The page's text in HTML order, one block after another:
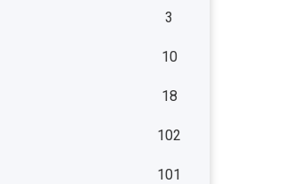
3
10
18
102
101